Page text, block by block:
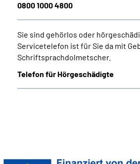
0800 1000 4800
Sie sind gehörlos oder
Servicetelefon ist für Sie da mit
Schriftsprachdolmetscher.
Telefon für Hörgeschädigte